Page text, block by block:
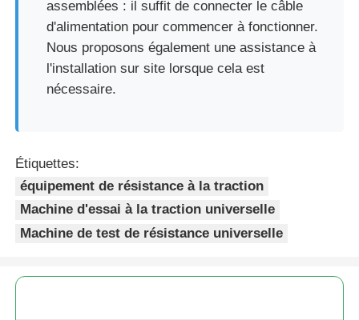
assemblées : il suffit de connecter le câble
d'alimentation pour commencer à fonctionner.
Nous proposons également une assistance à
l'installation sur site lorsque cela est
nécessaire.
Étiquettes:
équipement de résistance à la traction
Machine d'essai à la traction universelle
Machine de test de résistance universelle